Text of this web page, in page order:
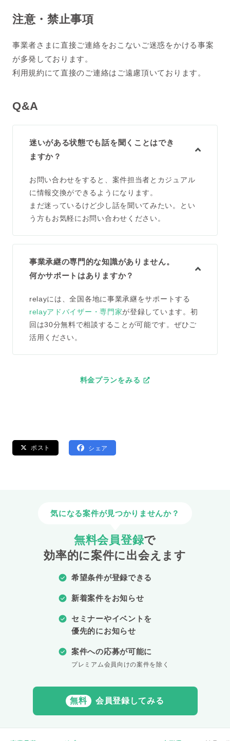
注意・禁止事項
事業者さまに直接ご連絡をおこないご迷惑をかける事案
が多発しております。
利用規約にて直接のご連絡はご遠慮頂いております。
Q&A
迷いがある状態でも話を聞くことはでき
ますか？
お問い合わせをすると、案件担当者とカジュアル
に情報交換ができるようになります。
まだ迷っているけど少し話を聞いてみたい。とい
う方もお気軽にお問い合わせください。
事業承継の専門的な知識がありません。
何かサポートはありますか？
relayには、全国各地に事業承継をサポートする
relayアドバイザー・専門家が登録しています。初
回は30分無料で相談することが可能です。ぜひご
活用ください。
料金プランをみる
ポスト シェア
気になる案件が見つかりませんか？
無料会員登録で
効率的に案件に出会えます
希望条件が登録できる
新着案件をお知らせ
セミナーやイベントを
優先的にお知らせ
案件への応募が可能に
プレミアム会員向けの案件を除く
無料 会員登録してみる